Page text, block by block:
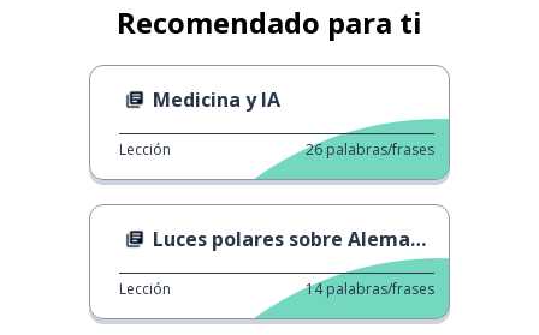
Recomendado para ti
Medicina y IA
Lección 26 palabras/frases
Luces polares sobre Alemania
Lección 14 palabras/frases